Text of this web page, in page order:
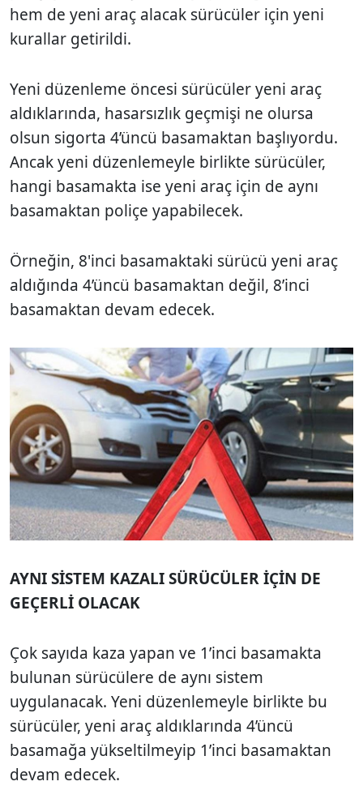
hem de yeni araç alacak sürücüler için yeni
kurallar getirildi.
Yeni düzenleme öncesi sürücüler yeni araç
aldıklarında, hasarsızlık geçmişi ne olursa
olsun sigorta 4’üncü basamaktan başlıyordu.
Ancak yeni düzenlemeyle birlikte sürücüler,
hangi basamakta ise yeni araç için de aynı
basamaktan poliçe yapabilecek.
Örneğin, 8'inci basamaktaki sürücü yeni araç
aldığında 4’üncü basamaktan değil, 8’inci
basamaktan devam edecek.
AYNI SİSTEM KAZALI SÜRÜCÜLER İÇİN DE
GEÇERLİ OLACAK
Çok sayıda kaza yapan ve 1’inci basamakta
bulunan sürücülere de aynı sistem
uygulanacak. Yeni düzenlemeyle birlikte bu
sürücüler, yeni araç aldıklarında 4’üncü
basamağa yükseltilmeyip 1’inci basamaktan
devam edecek.